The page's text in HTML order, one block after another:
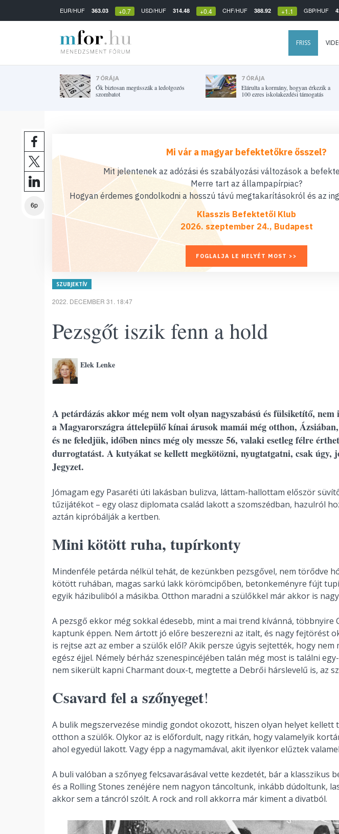
EUR/HUF 363.03 +0.7 USD/HUF 314.48 +0.4 CHF/HUF 388.92 +1.1 GBP/HUF
FRISS
7 ÓRÁJA
Ők biztosan megússzák a ledolgozós
szombatot
7 ÓRÁJA
Elárulta a kormány, hogyan érkezik a
100 ezres iskolakezdési támogatás
6p
Mi vár a magyar befektetőkre ősszel?
Mit jelentenek az adózási és szabályozási változások a
Merre tart az állampapírpiac?
Hogyan érdemes gondolkodni a hosszú távú megtakarításokról és az
Klasszis Befektetői Klub
2026. szeptember 24., Budapest
FOGLALJA LE HELYÉT MOST >>
SZUBJEKTÍV
2022. DECEMBER 31. 18:47
Pezsgőt iszik fenn a hold
Elek Lenke
A petárdázás akkor még nem volt olyan nagyszabású és fülsiketítő,
a Magyarországra áttelepülő kínai árusok mamái még otthon,
és ne feledjük, időben nincs még oly messze 56, valaki esetleg félre
durrogtatást. A kutyákat se kellett megkötözni, nyugtatgatni, csak úgy,
Jegyzet.
Jómagam egy Pasaréti úti lakásban bulizva, láttam-hallottam először
tűzijátékot – egy olasz diplomata család lakott a szomszédban, hazulról
aztán kipróbálják a kertben.
Mini kötött ruha, tupírkonty
Mindenféle petárda nélkül tehát, de kezünkben pezsgővel, nem törődve
kötött ruhában, magas sarkú lakk körömcipőben, betonkeményre fújt
egyik házibuliból a másikba. Otthon maradni a szülőkkel már akkor is
A pezsgő ekkor még sokkal édesebb, mint a mai trend kívánná, többnyire
kaptunk éppen. Nem ártott jó előre beszerezni az italt, és nagy fejtörést
is rejtse azt az ember a szülők elől? Akik persze úgyis sejtették, hogy
egész éjjel. Némely bérház szenespincéjében talán még most is találni
nem sikerült kapni Charmant doux-t, megtette a Debrői hárslevelű is, az
Csavard fel a szőnyeget!
A bulik megszervezése mindig gondot okozott, hiszen olyan helyet kellett
otthon a szülők. Olykor az is előfordult, nagy ritkán, hogy valamelyik
ahol egyedül lakott. Vagy épp a nagymamával, akit ilyenkor elűztek
A buli valóban a szőnyeg felcsavarásával vette kezdetét, bár a klasszikus
és a Rolling Stones zenéjére nem nagyon táncoltunk, inkább dúdoltunk,
akkor sem a táncról szólt. A rock and roll akkorra már kiment a divatból.